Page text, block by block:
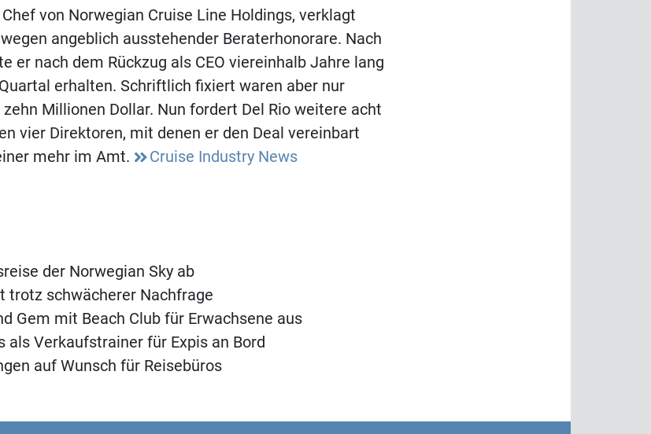
von Norwegian Cruise Line Holdings, verklagt
angeblich ausstehender Beraterhonorare. Nach
er nach dem Rückzug als CEO viereinhalb Jahre lang
erhalten. Schriftlich fixiert waren aber nur
Millionen Dollar. Nun fordert Del Rio weitere acht
vier Direktoren, mit denen er den Deal vereinbart
mehr im Amt.
Cruise Industry News
der Norwegian Sky ab
trotz schwächerer Nachfrage
Gem mit Beach Club für Erwachsene aus
als Verkaufstrainer für Expis an Bord
auf Wunsch für Reisebüros